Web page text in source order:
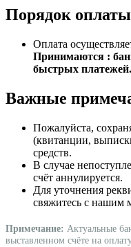
Порядок
Оплата
Принимаются :
быстрых платежей.
Важные
Пожалуйста,
(квитанции,
средств.
В случае
счёт аннулируется.
Для уточнения
свяжитесь с нашим
Примечание: Актуальные
выставленном счёте на